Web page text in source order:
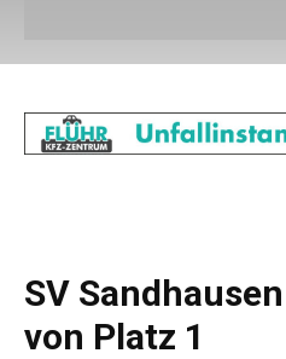
SV
von Platz 1